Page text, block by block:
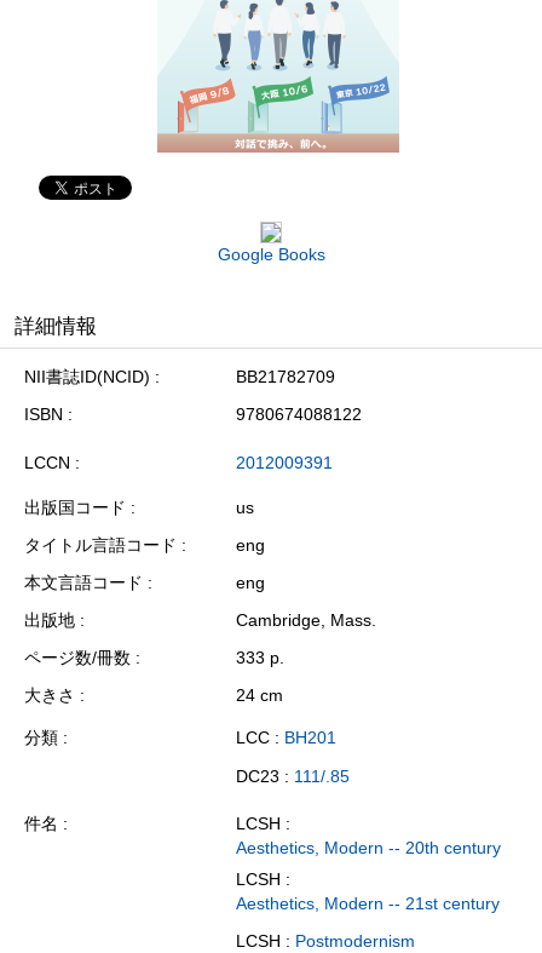
Google Books
詳細情報
NII書誌ID(NCID)
BB21782709
ISBN
9780674088122
LCCN 2012009391
出版国コード
us
タイトル言語コード
eng
本文言語コード
eng
出版地
Cambridge, Mass.
ページ数/冊数
333 p.
大きさ
24 cm
分類 LCC : BH201
DC23 : 111/.85
件名
LCSH :
Aesthetics, Modern -- 20th century
LCSH :
Aesthetics, Modern -- 21st century
LCSH : Postmodernism